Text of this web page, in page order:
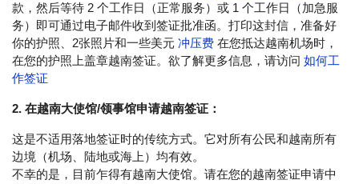
款，然后等待 2 个工作日（正常服务）或 1 个工作日（加急服
务）即可通过电子邮件收到签证批准函。打印这封信，准备好
你的护照、2张照片和一些美元 冲压费 在您抵达越南机场时，
在您的护照上盖章越南签证。欲了解更多信息，请访问 如何工
作签证
2. 在越南大使馆/领事馆申请越南签证：
这是不适用落地签证时的传统方式。它对所有公民和越南所有
边境（机场、陆地或海上）均有效。
不幸的是，目前乍得有越南大使馆。请在您的越南签证申请中